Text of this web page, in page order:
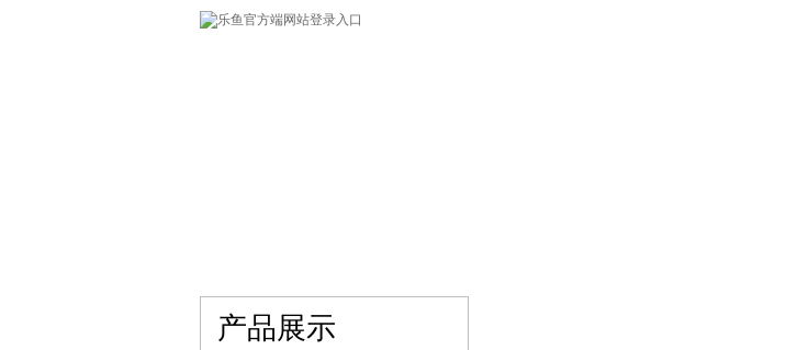
产品展示